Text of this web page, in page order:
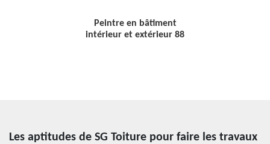
Peintre en bâtiment
intérieur et extérieur 88
Les aptitudes de SG Toiture pour faire les travaux